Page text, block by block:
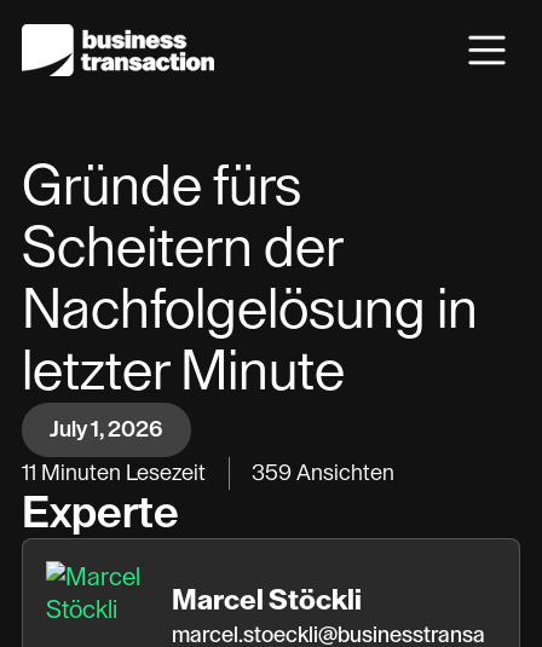
Gründe fürs
Scheitern der
Nachfolgelösung in
letzter Minute
July 1, 2026
11 Minuten Lesezeit 359 Ansichten
Experte
Marcel Stöckli
marcel.stoeckli@businesstransa